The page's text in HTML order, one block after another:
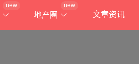
new
地产圈
new
文章资讯